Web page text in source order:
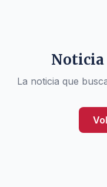
Noticia
La noticia que